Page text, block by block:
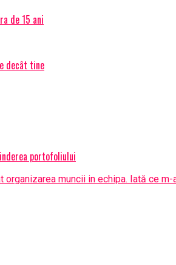
de 15 ani
decât tine
portofoliului